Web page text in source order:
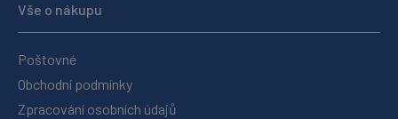
Vše o nákupu
Poštovné
Obchodní podmínky
Zpracování osobních údajů